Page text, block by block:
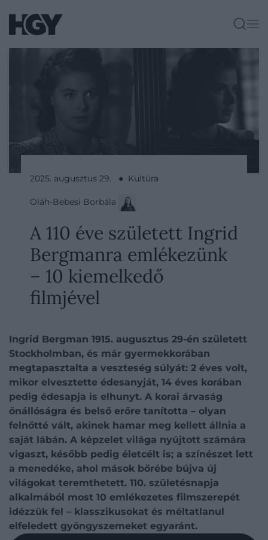
2025. augusztus 29. ● Kultúra
Oláh-Bebesi Borbála
A 110 éve született Ingrid
Bergmanra emlékezünk
– 10 kiemelkedő
filmjével
Ingrid Bergman 1915. augusztus 29-én született
Stockholmban, és már gyermekkorában
megtapasztalta a veszteség súlyát: 2 éves volt,
mikor elvesztette édesanyját, 14 éves korában
pedig édesapja is elhunyt. A korai árvaság
önállóságra és belső erőre tanította – olyan
felnőtté vált, akinek hamar meg kellett állnia a
saját lábán. A képzelet világa nyújtott számára
vigaszt, később pedig életcélt is; a színészet lett
a menedéke, ahol mások bőrébe bújva új
világokat teremthetett. 110. születésnapja
alkalmából most 10 emlékezetes filmszerepét
idézzük fel – klasszikusokat és méltatlanul
elfeledett gyöngyszemeket egyaránt.